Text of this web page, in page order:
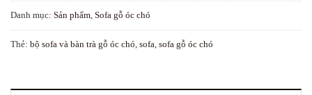
Danh mục: Sản phẩm, Sofa gỗ óc chó
Thẻ: bộ sofa và bàn trà gỗ óc chó, sofa, sofa gỗ óc chó